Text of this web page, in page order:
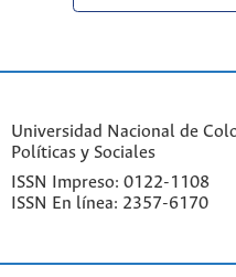
Universidad Nacional de
Políticas y Sociales
ISSN Impreso: 0122-1108
ISSN En línea: 2357-6170